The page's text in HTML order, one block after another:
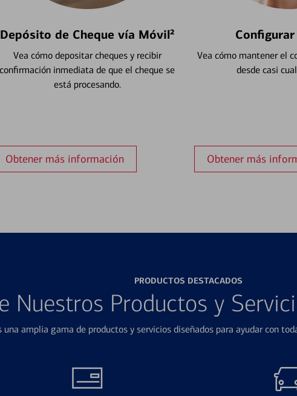
Depósito de Cheque vía Móvil²
Vea cómo depositar cheques y recibir
confirmación inmediata de que el cheque se
está procesando.
Obtener más información
Vea cómo mantener el
desde casi
Obtener más
PRODUCTOS DESTACADOS
Nuestros Productos y
una amplia gama de productos y servicios diseñados para ayudar con